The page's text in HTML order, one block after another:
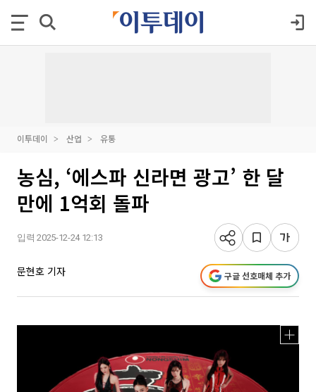
이투데이 산업 유통
농심, ‘에스파 신라면 광고’ 한 달
만에 1억회 돌파
입력 2025-12-24 12:13
문현호 기자 구글 선호매체 추가